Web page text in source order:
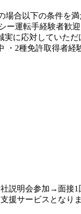
合以下の条件を
運転手経験者歓
に応対していた
・2種免許取得者
説明会参加→面
サービスとなり